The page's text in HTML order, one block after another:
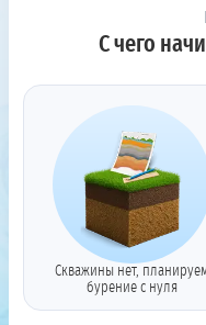
С чего
Скважины нет,
бурение с нуля